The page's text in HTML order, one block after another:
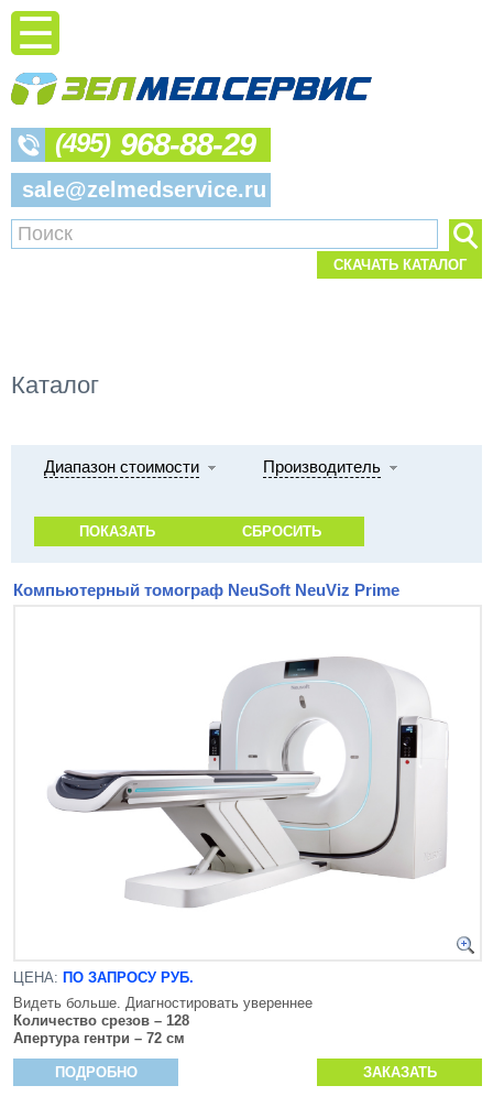
(495) 968-88-29
sale@zelmedservice.ru
СКАЧАТЬ КАТАЛОГ
Каталог
Диапазон стоимости Производитель
Компьютерный томограф NeuSoft NeuViz Prime
ЦЕНА: ПО ЗАПРОСУ РУБ.
Видеть больше. Диагностировать увереннее
Количество срезов – 128
Апертура гентри – 72 см
ПОДРОБНО ЗАКАЗАТЬ